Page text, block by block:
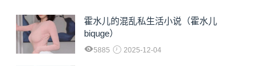
霍水儿的混乱私生活小说（霍水儿
biquge）
5885 2025-12-04